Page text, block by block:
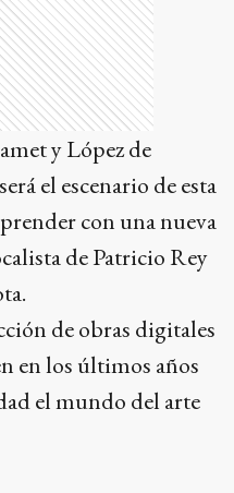
y López de
el escenario de esta
con una nueva
de Patricio Rey
de obras digitales
en los últimos años
el mundo del arte